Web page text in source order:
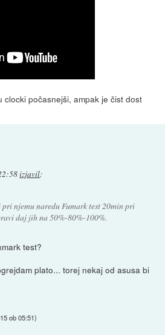
clocki počasnejši, ampak je čist dost
izjavil:
njemu naredu Fumark test 20min pri
daj jih na 50%-80%-100%.
test?
plato... torej nekaj od asusa bi
ob 05:51)